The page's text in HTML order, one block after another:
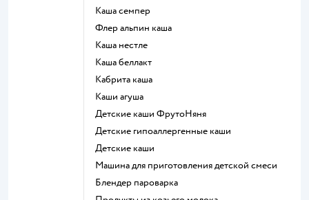
каша семпер
флер альпин каша
каша нестле
каша беллакт
кабрита каша
каши агуша
Детские каши ФрутоНяня
Детские гипоаллергенные каши
детские каши
машина для приготовления детской смеси
блендер пароварка